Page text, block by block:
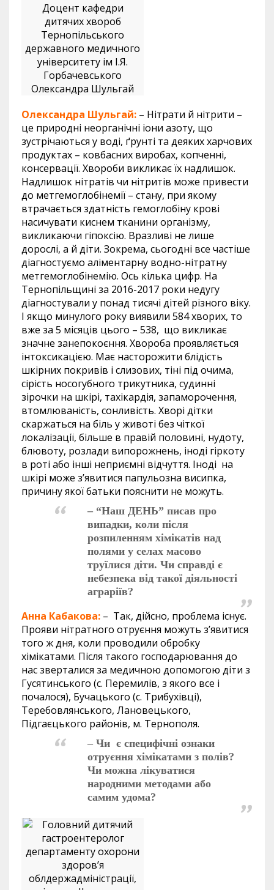
Доцент кафедри
дитячих хвороб
Тернопільського
державного медичного
університету ім І.Я.
Горбачевського
Олександра Шульгай
Олександра Шульгай: – Нітрати й нітрити –
це природні неорганічні іони азоту, що
зустрічаються у воді, ґрунті та деяких харчових
продуктах – ковбасних виробах, копченні,
консервації. Хвороби викликає їх надлишок.
Надлишок нітратів чи нітритів може привести
до метгемоглобінемії – стану, при якому
втрачається здатність гемоглобіну крові
насичувати киснем тканини організму,
викликаючи гіпоксію. Вразливі не лише
дорослі, а й діти. Зокрема, сьогодні все частіше
діагностуємо аліментарну водно-нітратну
метгемоглобінемію. Ось кілька цифр. На
Тернопільщині за 2016-2017 роки недугу
діагностували у понад тисячі дітей різного віку.
І якщо минулого року виявили 584 хворих, то
вже за 5 місяців цього – 538, що викликає
значне занепокоєння. Хвороба проявляється
інтоксикацією. Має насторожити блідість
шкірних покривів і слизових, тіні під очима,
сірість носогубного трикутника, судинні
зірочки на шкірі, тахікардія, запаморочення,
втомлюваність, сонливість. Хворі дітки
скаржаться на біль у животі без чіткої
локалізації, більше в правій половині, нудоту,
блювоту, розлади випорожнень, іноді гіркоту
в роті або інші неприємні відчуття. Іноді на
шкірі може з’явитися папульозна висипка,
причину якої батьки пояснити не можуть.
– “Наш ДЕНЬ” писав про
випадки, коли після
розпиленням хімікатів над
полями у селах масово
труїлися діти. Чи справді є
небезпека від такої діяльності
аграріїв?
Анна Кабакова: – Так, дійсно, проблема існує.
Прояви нітратного отруєння можуть з’явитися
того ж дня, коли проводили обробку
хімікатами. Після такого господарювання до
нас зверталися за медичною допомогою діти з
Гусятинського (с. Перемилів, з якого все і
почалося), Бучацького (с. Трибухівці),
Теребовлянського, Лановецького,
Підгаєцького районів, м. Тернополя.
– Чи є специфічні ознаки
отруєння хімікатами з полів?
Чи можна лікуватися
народними методами або
самим удома?